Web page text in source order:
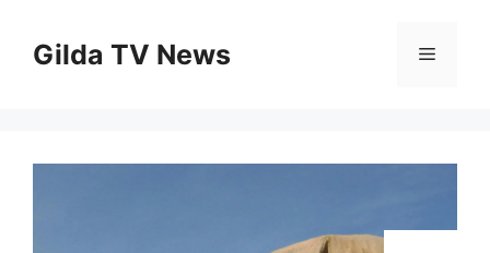
contenuto
Gilda TV News Menu